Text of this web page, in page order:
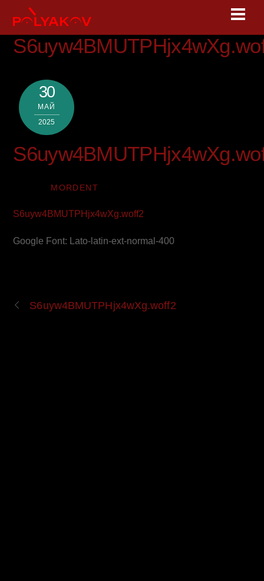
content
30
МАЙ
2025
MORDENT
S6uyw4BMUTPHjx4wXg.woff2
Google Font: Lato-latin-ext-normal-400
S6uyw4BMUTPHjx4wXg.woff2